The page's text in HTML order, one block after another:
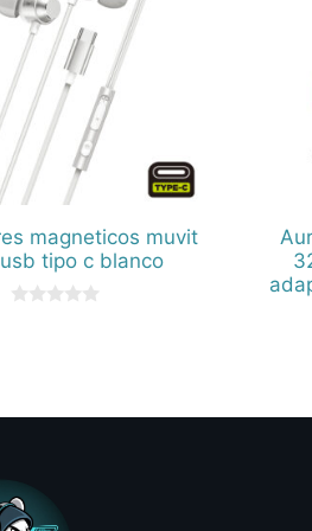
magneticos muvit
tipo c blanco